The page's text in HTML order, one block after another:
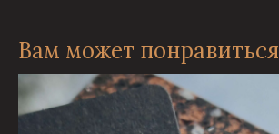
Вам может понравиться